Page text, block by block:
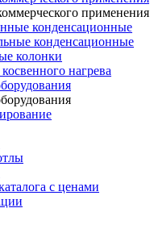
применения
конденсационные
конденсационные
колонки
нагрева
с ценами